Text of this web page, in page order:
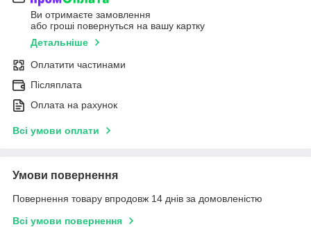
Ви отримаєте замовлення
або гроші повернуться на вашу картку
Детальніше
Оплатити частинами
Післяплата
Оплата на рахунок
Всі умови оплати
Умови повернення
Повернення товару впродовж 14 днів за домовленістю
Всі умови повернення